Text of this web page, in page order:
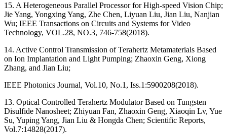
15. A Heterogeneous Parallel Processor for High-speed Vision Chip;
Jie Yang, Yongxing Yang, Zhe Chen, Liyuan Liu, Jian Liu, Nanjian
Wu; IEEE Transactions on Circuits and Systems for Video
Technology, VOL.28, NO.3, 746-758(2018).
14. Active Control Transmission of Terahertz Metamaterials Based
on Ion Implantation and Light Pumping; Zhaoxin Geng, Xiong
Zhang, and Jian Liu;
IEEE Photonics Journal, Vol.10, No.1, Iss.1:5900208(2018).
13. Optical Controlled Terahertz Modulator Based on Tungsten
Disulfide Nanosheet; Zhiyuan Fan, Zhaoxin Geng, Xiaoqin Lv, Yue
Su, Yuping Yang, Jian Liu & Hongda Chen; Scientific Reports,
Vol.7:14828(2017).